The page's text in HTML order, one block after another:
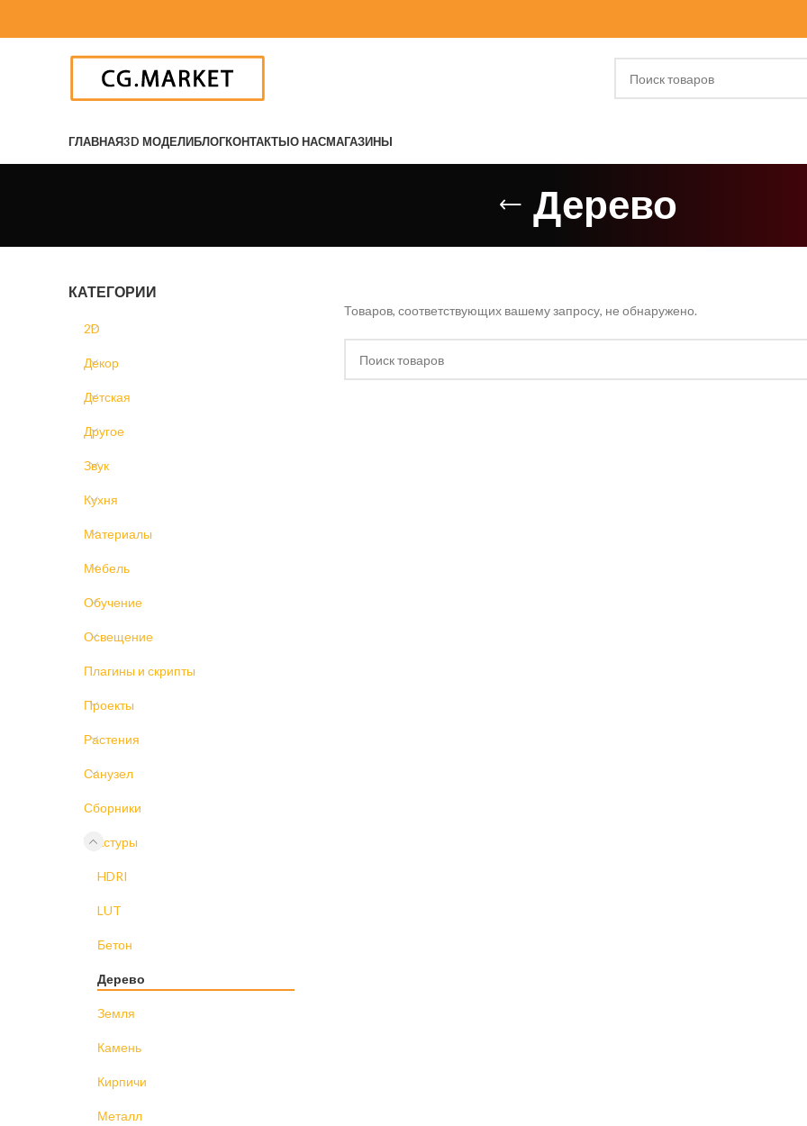
ГЛАВНАЯ3D МОДЕЛИБЛОГКОНТАКТЫО НАСМАГАЗИНЫ
Дерево
КАТЕГОРИИ
2D
Декор
Детская
Другое
Звук
Кухня
Материалы
Мебель
Обучение
Освещение
Плагины и скрипты
Проекты
Растения
Санузел
Сборники
Текстуры
HDRI
LUT
Бетон
Дерево
Земля
Камень
Кирпичи
Металл
Товаров, соответствующих вашему запросу, не обнаружено.